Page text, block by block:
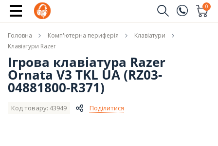
(096)
(044)
0
Ім'я
Телефон
Головна Комп'ютерна периферія
Клавіатури
Клавіатури Razer
Ігрова клавіатура Razer
Ornata V3 TKL UA (RZ03-
04881800-R371)
Код товару: 43949 Поділитися
Купити